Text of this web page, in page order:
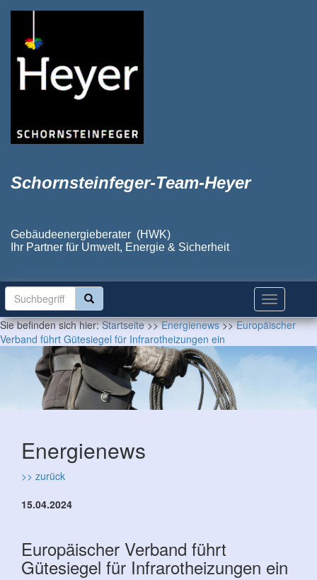
Schornsteinfeger-Team-Heyer
Gebäudeenergieberater (HWK)
Ihr Partner für Umwelt, Energie & Sicherheit
Sie befinden sich hier:Startseite>>Energienews>>Europäischer
Verband führt Gütesiegel für Infrarotheizungen ein
Energienews
>> zurück
15.04.2024
Europäischer Verband führt
Gütesiegel für Infrarotheizungen ein